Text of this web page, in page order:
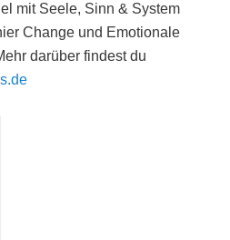
mit Seele, Sinn & System
Change und Emotionale
darüber findest du